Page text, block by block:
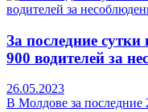
За последние
900 водителей за
26.05.2023
В Молдове за последние